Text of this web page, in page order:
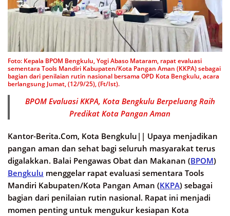
Foto: Kepala BPOM Bengkulu, Yogi Abaso Mataram, rapat evaluasi
sementara Tools Mandiri Kabupaten/Kota Pangan Aman (KKPA) sebagai
bagian dari penilaian rutin nasional bersama OPD Kota Bengkulu, acara
berlangsung Jumat, (12/9/25), (Ft/Ist).
BPOM Evaluasi KKPA, Kota Bengkulu Berpeluang Raih
Predikat Kota Pangan Aman
Kantor-Berita.Com, Kota Bengkulu|| Upaya menjadikan
pangan aman dan sehat bagi seluruh masyarakat terus
digalakkan. Balai Pengawas Obat dan Makanan (BPOM)
Bengkulu menggelar rapat evaluasi sementara Tools
Mandiri Kabupaten/Kota Pangan Aman (KKPA) sebagai
bagian dari penilaian rutin nasional. Rapat ini menjadi
momen penting untuk mengukur kesiapan Kota